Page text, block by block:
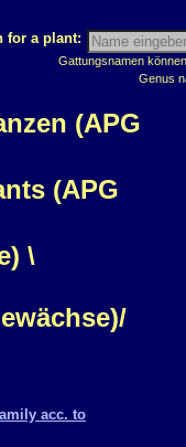
for a plant:
Gattungsnamen
Genus
(APG
(APG
\
acc. to